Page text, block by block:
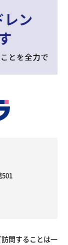
問することは一